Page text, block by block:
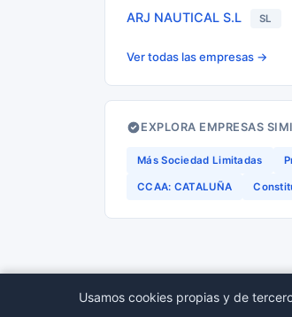
ARJ NAUTICAL S.L SL
Ver todas las empresas →
EXPLORA EMPRESAS
Más Sociedad Limitadas
CCAA: CATALUÑA
Usamos cookies propias y de